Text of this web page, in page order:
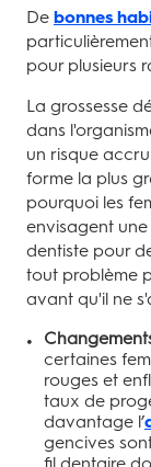
De bonnes
pour plusieurs
La grossesse
dans
un risque
forme la plus
pourquoi les
envisagent
dentiste pour
tout problème
avant qu'il ne
certaines
rouges et
taux de
davantage l’
gencives